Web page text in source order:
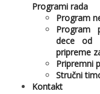
Programi rada
Program
Program
dece od
pripreme
Pripremni
Stručni
Kontakt